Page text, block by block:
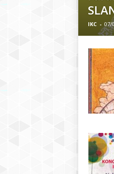
a
r
a
e
IKC - 07/